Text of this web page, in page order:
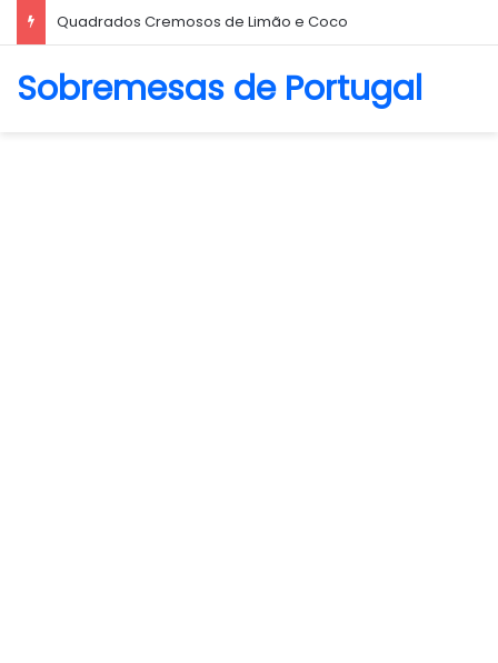
Biscoito Amanteigado
Sobremesas de Portugal